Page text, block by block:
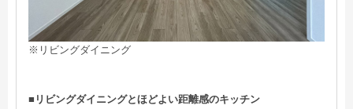
※リビングダイニング
■リビングダイニングとほどよい距離感のキッチン